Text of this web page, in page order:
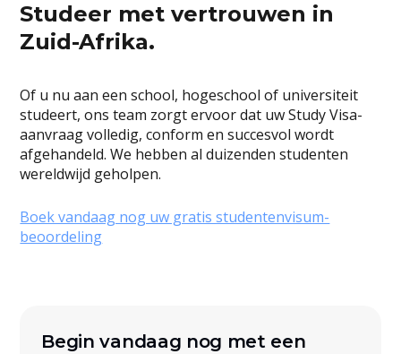
Studeer met vertrouwen in
Zuid-Afrika.
Of u nu aan een school, hogeschool of universiteit
studeert, ons team zorgt ervoor dat uw Study Visa-
aanvraag volledig, conform en succesvol wordt
afgehandeld. We hebben al duizenden studenten
wereldwijd geholpen.
Boek vandaag nog uw gratis studentenvisum-
beoordeling
Begin vandaag nog met een